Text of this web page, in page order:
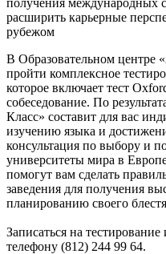
расширить карьерные
рубежом
В Образовательном центре
пройти комплексное
которое включает тест
собеседование. По
Класс» составит для вас
изучению языка и
консультация по выбору и
университеты мира в
помогут вам сделать
заведения для получения
планированию своего
Записаться на
телефону (812) 244 99 64.